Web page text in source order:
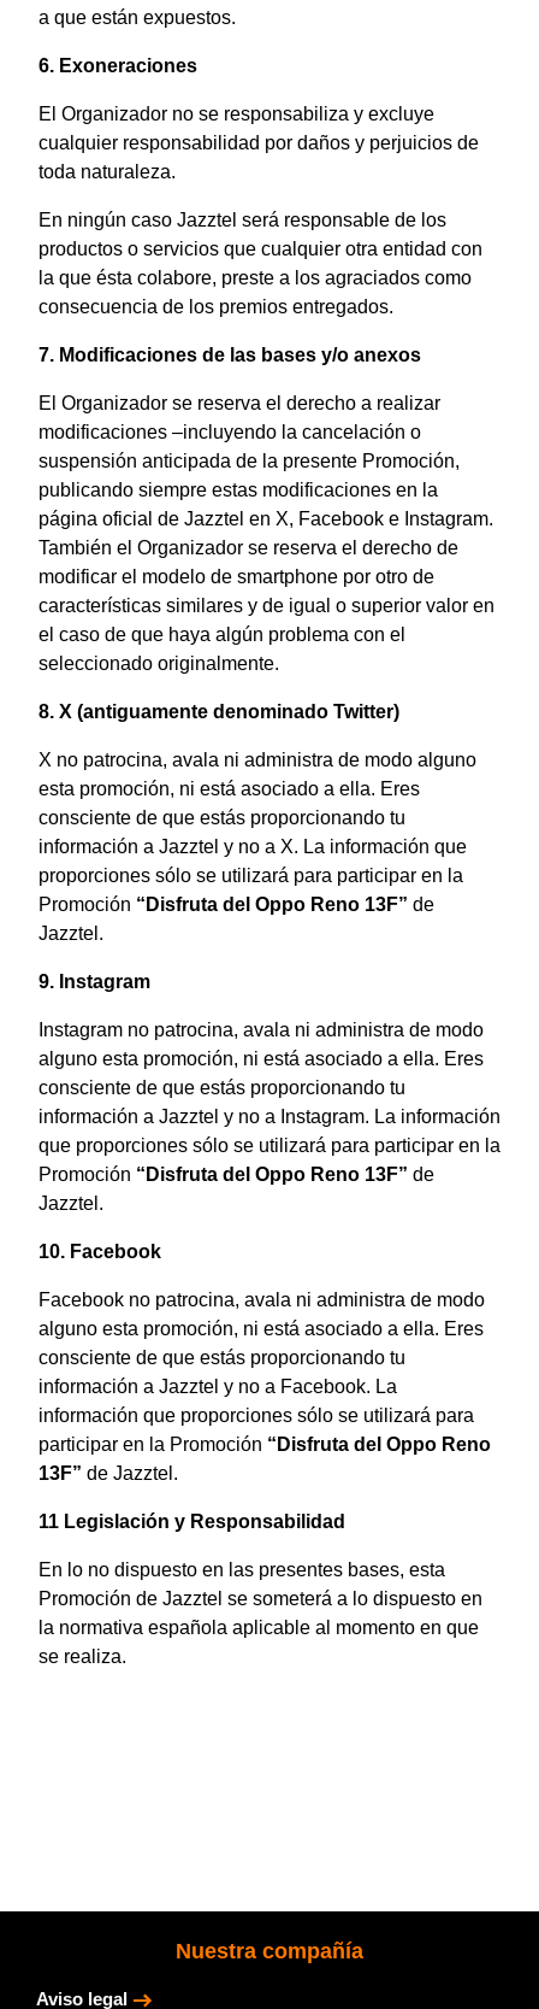
a que están expuestos.
6. Exoneraciones
El Organizador no se responsabiliza y excluye
cualquier responsabilidad por daños y perjuicios de
toda naturaleza.
En ningún caso Jazztel será responsable de los
productos o servicios que cualquier otra entidad con
la que ésta colabore, preste a los agraciados como
consecuencia de los premios entregados.
7. Modificaciones de las bases y/o anexos
El Organizador se reserva el derecho a realizar
modificaciones –incluyendo la cancelación o
suspensión anticipada de la presente Promoción,
publicando siempre estas modificaciones en la
página oficial de Jazztel en X, Facebook e Instagram.
También el Organizador se reserva el derecho de
modificar el modelo de smartphone por otro de
características similares y de igual o superior valor en
el caso de que haya algún problema con el
seleccionado originalmente.
8. X (antiguamente denominado Twitter)
X no patrocina, avala ni administra de modo alguno
esta promoción, ni está asociado a ella. Eres
consciente de que estás proporcionando tu
información a Jazztel y no a X. La información que
proporciones sólo se utilizará para participar en la
Promoción “Disfruta del Oppo Reno 13F” de
Jazztel.
9. Instagram
Instagram no patrocina, avala ni administra de modo
alguno esta promoción, ni está asociado a ella. Eres
consciente de que estás proporcionando tu
información a Jazztel y no a Instagram. La información
que proporciones sólo se utilizará para participar en la
Promoción “Disfruta del Oppo Reno 13F” de
Jazztel.
10. Facebook
Facebook no patrocina, avala ni administra de modo
alguno esta promoción, ni está asociado a ella. Eres
consciente de que estás proporcionando tu
información a Jazztel y no a Facebook. La
información que proporciones sólo se utilizará para
participar en la Promoción “Disfruta del Oppo Reno
13F” de Jazztel.
11 Legislación y Responsabilidad
En lo no dispuesto en las presentes bases, esta
Promoción de Jazztel se someterá a lo dispuesto en
la normativa española aplicable al momento en que
se realiza.
Nuestra compañía
Aviso legal